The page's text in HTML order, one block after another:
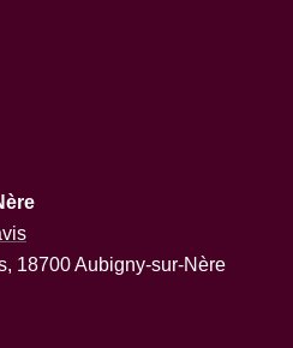
18700 Aubigny-sur-Nère